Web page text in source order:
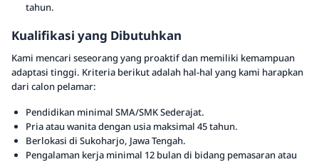
tahun.
Kualifikasi yang Dibutuhkan
Kami mencari seseorang yang proaktif dan memiliki kemampuan
adaptasi tinggi. Kriteria berikut adalah hal-hal yang kami harapkan
dari calon pelamar:
Pendidikan minimal SMA/SMK Sederajat.
Pria atau wanita dengan usia maksimal 45 tahun.
Berlokasi di Sukoharjo, Jawa Tengah.
Pengalaman kerja minimal 12 bulan di bidang pemasaran atau